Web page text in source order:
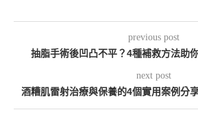
previous post
抽脂手術後凹凸不平？4種補救方法助
next post
酒糟肌雷射治療與保養的4個實用案例分